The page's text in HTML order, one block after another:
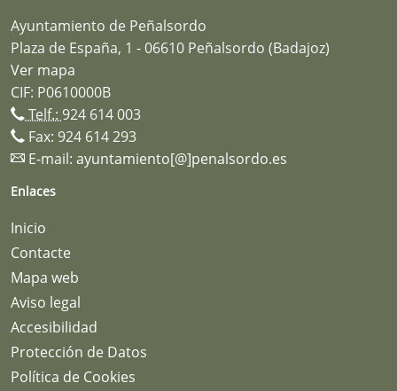
Ayuntamiento de Peñalsordo
Plaza de España, 1 - 06610 Peñalsordo (Badajoz)
Ver mapa
CIF: P0610000B
Telf.: 924 614 003
Fax: 924 614 293
E-mail: ayuntamiento[@]penalsordo.es
Enlaces
Inicio
Contacte
Mapa web
Aviso legal
Accesibilidad
Protección de Datos
Política de Cookies